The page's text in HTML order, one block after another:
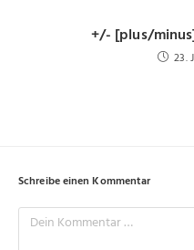
+/- [plus/
23.
Schreibe einen Kommentar